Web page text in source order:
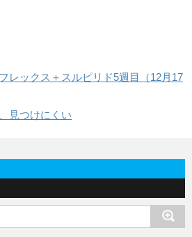
レックス＋スルピリド5週目（12月17
見つけにくい